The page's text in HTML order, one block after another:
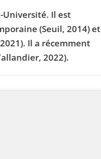
Université. Il est
(Seuil, 2014) et
Il a récemment
2022).